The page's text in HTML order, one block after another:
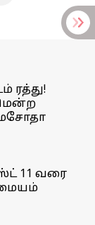
ரத்து!
11 வரை